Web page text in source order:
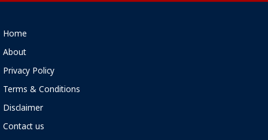
Home
About
Privacy Policy
Terms & Conditions
Disclaimer
Contact us